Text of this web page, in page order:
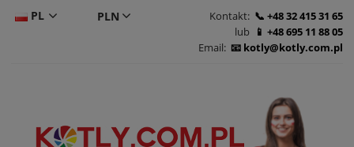
PL Kontakt:
+48 32 415 31 65
lub
+48 695 11 88 05
Email:
kotly@kotly.com.pl